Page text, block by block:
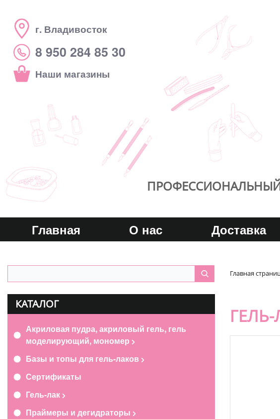
г. Владивосток
8 950 284 85 30
Наши магазины
Главная О нас Доставка
Главная
КАТАЛОГ
Акриловая пудра, акриловый гель, гель
моделирующий, мономер
Базы и топы для гель-лаков
Сертификаты
Гель-лак
Праймеры и дегидраторы
ГЕЛЬ-